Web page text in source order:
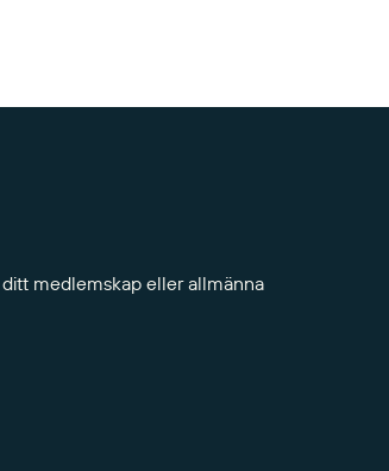
medlemskap eller allmänna